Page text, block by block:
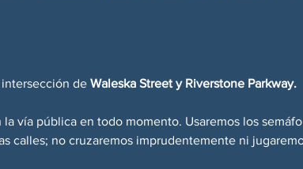
de Waleska Street y Riverstone Parkway.
la vía pública en todo momento. Usaremos los
calles; no cruzaremos imprudentemente ni